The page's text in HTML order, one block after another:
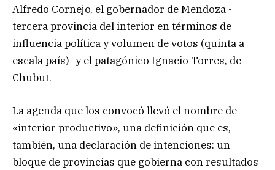
Alfredo Cornejo, el gobernador de Mendoza -
tercera provincia del interior en términos de
influencia política y volumen de votos (quinta a
escala país)- y el patagónico Ignacio Torres, de
Chubut.
La agenda que los convocó llevó el nombre de
«interior productivo», una definición que es,
también, una declaración de intenciones: un
bloque de provincias que gobierna con resultados